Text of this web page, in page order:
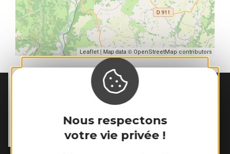
Nous respectons
votre vie privée !
Leaflet | Map data © OpenStreetMap contributors
MAIRIE DE
10, rue du Mas Viel
12200 Toulonjac
Tél. :05 65 45 11 97